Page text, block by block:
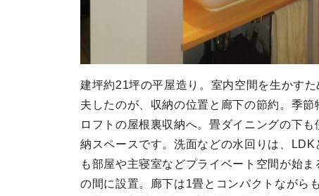
建坪約21坪の平屋造り。室内空間を生かすた
夫したのが、収納の位置と廊下の節約。季節
ロフトの屋根裏収納へ。畳ダイニングの下も
納スペースです。洗面などの水回りは、LDK
も部屋や主寝室などプライベート空間が始ま
の間に設置。廊下は1畳とコンパクトながら